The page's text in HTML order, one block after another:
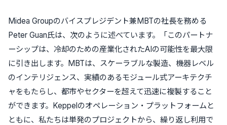
Midea Groupのバイスプレジデント兼MBTの社長を務める
Peter Guan氏は、次のように述べています。「このパートナ
ーシップは、冷却のための産業化されたAIの可能性を最大限
に引き出します。MBTは、スケーラブルな製造、機器レベル
のインテリジェンス、実績のあるモジュール式アーキテクチ
ャをもたらし、都市やセクターを超えて迅速に複製すること
ができます。Keppelのオペレーション・プラットフォームと
ともに、私たちは単発のプロジェクトから、繰り返し利用で